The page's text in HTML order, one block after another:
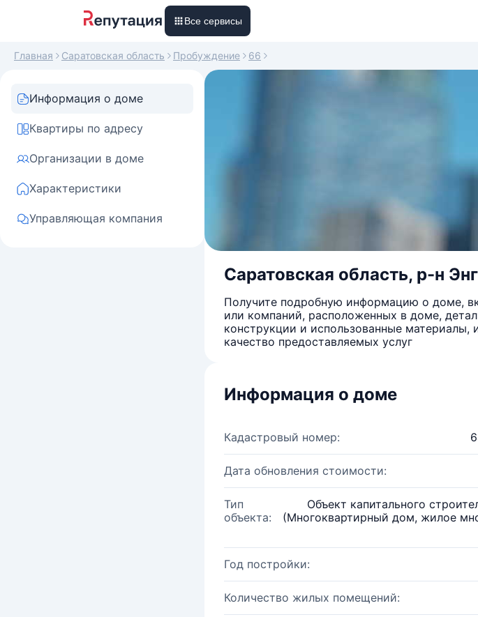
Все сервисы
Главная Саратовская область Пробуждение 66
Информация о доме
Квартиры по адресу
Организации в доме
Характеристики
Управляющая компания
Саратовская область, р-н
Получите подробную информацию о доме,
или компаний, расположенных в доме,
конструкции и использованные
качество предоставляемых услуг
Информация о доме
Кадастровый номер:
Дата обновления стоимости:
Тип
объекта:
Объект капитального
(Многоквартирный дом, жилое
Год постройки:
Количество жилых помещений: